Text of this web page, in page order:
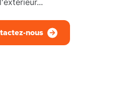
l'extérieur...
nous